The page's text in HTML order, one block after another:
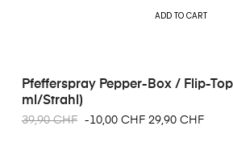
ADD TO CART
Pfefferspray Pepper-Box / Flip-
ml/Strahl)
39,90 CHF -10,00 CHF 29,90 CHF